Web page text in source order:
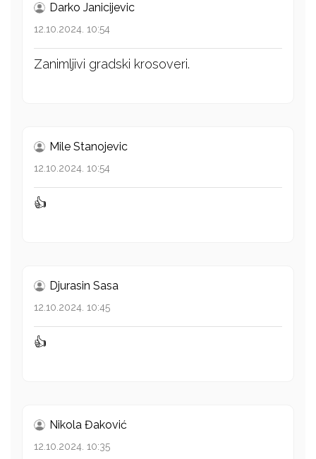
Darko Janicijevic
12.10.2024. 10:54
Zanimljivi gradski krosoveri.
Mile Stanojevic
12.10.2024. 10:54
👍
Djurasin Sasa
12.10.2024. 10:45
👍
Nikola Đaković
12.10.2024. 10:35